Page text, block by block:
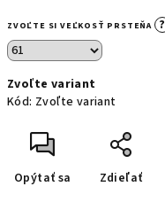
ZVOĽTE SI VEĽKOSŤ PRSTEŇA ?
Zvoľte variant
Kód: Zvoľte variant
Opýtať sa Zdieľať